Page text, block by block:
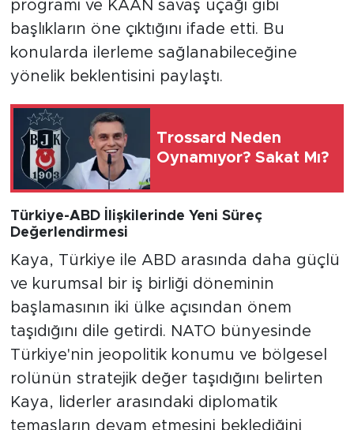
programı ve KAAN savaş uçağı gibi
başlıkların öne çıktığını ifade etti. Bu
konularda ilerleme sağlanabileceğine
yönelik beklentisini paylaştı.
Trossard Neden
Oynamıyor? Sakat Mı?
Türkiye-ABD İlişkilerinde Yeni Süreç
Değerlendirmesi
Kaya, Türkiye ile ABD arasında daha güçlü
ve kurumsal bir iş birliği döneminin
başlamasının iki ülke açısından önem
taşıdığını dile getirdi. NATO bünyesinde
Türkiye'nin jeopolitik konumu ve bölgesel
rolünün stratejik değer taşıdığını belirten
Kaya, liderler arasındaki diplomatik
temasların devam etmesini beklediğini